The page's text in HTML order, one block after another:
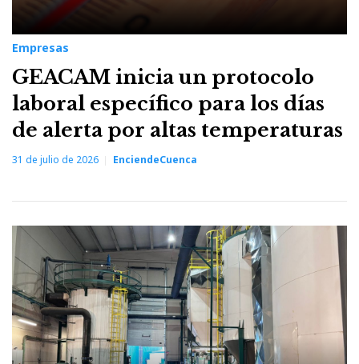
Empresas
GEACAM inicia un protocolo
laboral específico para los días
de alerta por altas temperaturas
31 de julio de 2026 EnciendeCuenca